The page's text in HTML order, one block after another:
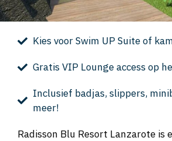
Kies voor Swim UP Suite of
Gratis VIP Lounge access op
Inclusief badjas, slippers,
meer!
Radisson Blu Resort Lanzarote is